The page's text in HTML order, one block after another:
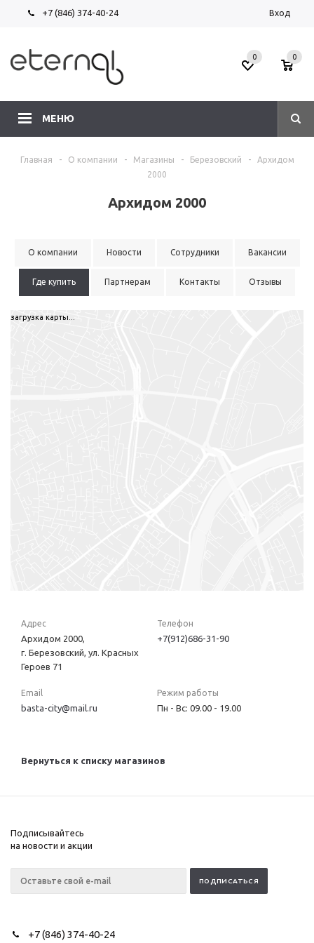
+7 (846) 374-40-24 Вход
МЕНЮ
0 0
Главная - О компании - Магазины - Березовский -
Архидом
2000
Архидом 2000
О компании Новости Сотрудники Вакансии
Где купить Партнерам Контакты Отзывы
загрузка карты...
Адрес
Архидом 2000,
г. Березовский, ул. Красных
Героев 71
Телефон
+7(912)686-31-90
Email
basta-city@mail.ru
Режим работы
Пн - Вс: 09.00 - 19.00
Вернуться к списку магазинов
Подписывайтесь
на новости и акции
+7 (846) 374-40-24